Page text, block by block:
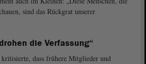
sind das Rückgrat unserer
die Verfassung“
kritisierte, dass frühere Mitglieder und